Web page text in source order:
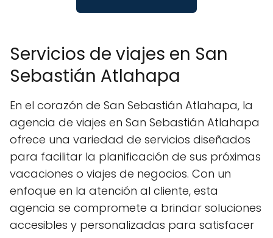
Servicios de viajes en San
Sebastián Atlahapa
En el corazón de San Sebastián Atlahapa, la
agencia de viajes en San Sebastián Atlahapa
ofrece una variedad de servicios diseñados
para facilitar la planificación de sus próximas
vacaciones o viajes de negocios. Con un
enfoque en la atención al cliente, esta
agencia se compromete a brindar soluciones
accesibles y personalizadas para satisfacer